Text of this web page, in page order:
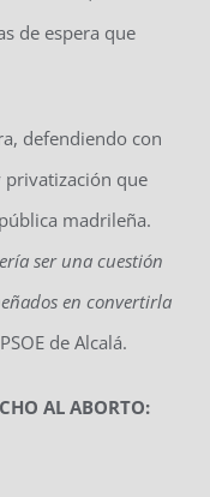
de espera que
defendiendo con
privatización que
madrileña.
ser una cuestión
en convertirla
de Alcalá.
AL ABORTO: